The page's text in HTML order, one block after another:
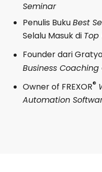
Seminar
Penulis BukuBest
Selalu Masuk di Top
Founder dari
Business
Owner of FREXOR®
Automation